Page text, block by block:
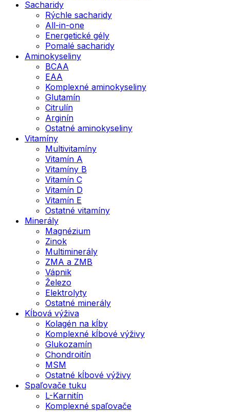
Sacharidy
Rýchle sacharidy
All-in-one
Energetické gély
Pomalé sacharidy
Aminokyseliny
BCAA
EAA
Komplexné aminokyseliny
Glutamín
Citrulín
Arginín
Ostatné aminokyseliny
Vitamíny
Multivitamíny
Vitamín A
Vitamíny B
Vitamín C
Vitamín D
Vitamín E
Ostatné vitamíny
Minerály
Magnézium
Zinok
Multiminerály
ZMA a ZMB
Vápnik
Železo
Elektrolyty
Ostatné minerály
Kĺbová výživa
Kolagén na kĺby
Komplexné kĺbové výživy
Glukozamín
Chondroitín
MSM
Ostatné kĺbové výživy
Spaľovače tuku
L-Karnitín
Komplexné spaľovače